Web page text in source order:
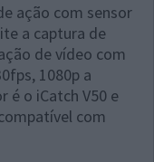
ação com sensor
a captura de
de vídeo com
1080p a
é o iCatch V50 e
com